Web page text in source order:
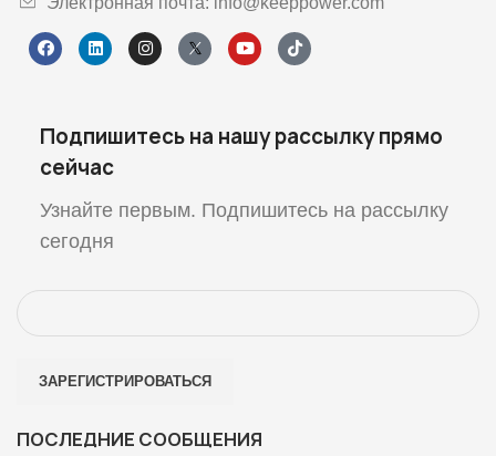
Подпишитесь на нашу рассылку прямо
сейчас
Узнайте первым. Подпишитесь на рассылку
сегодня
ПОСЛЕДНИЕ СООБЩЕНИЯ